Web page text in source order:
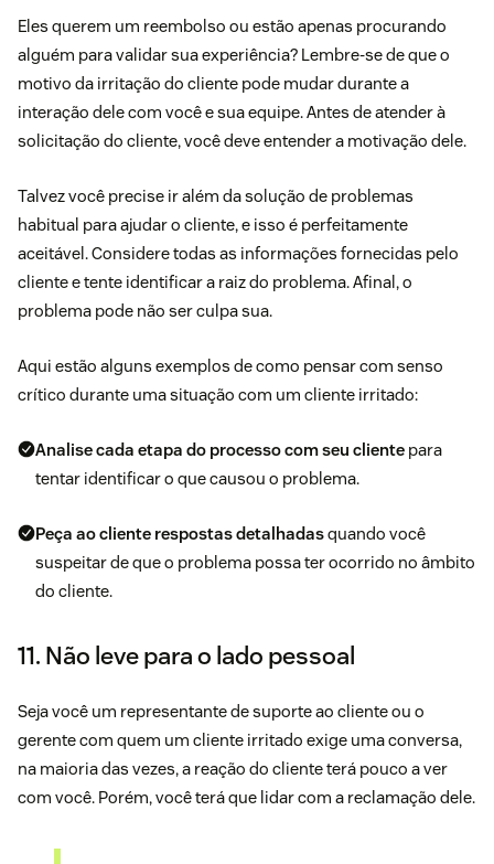
Eles querem um reembolso ou estão apenas procurando
alguém para validar sua experiência? Lembre-se de que o
motivo da irritação do cliente pode mudar durante a
interação dele com você e sua equipe. Antes de atender à
solicitação do cliente, você deve entender a motivação dele.
Talvez você precise ir além da solução de problemas
habitual para ajudar o cliente, e isso é perfeitamente
aceitável. Considere todas as informações fornecidas pelo
cliente e tente identificar a raiz do problema. Afinal, o
problema pode não ser culpa sua.
Aqui estão alguns exemplos de como pensar com senso
crítico durante uma situação com um cliente irritado:
Analise cada etapa do processo com seu cliente para
tentar identificar o que causou o problema.
Peça ao cliente respostas detalhadasquando você
suspeitar de que o problema possa ter ocorrido no âmbito
do cliente.
11. Não leve para o lado pessoal
Seja você um representante de suporte ao cliente ou o
gerente com quem um cliente irritado exige uma conversa,
na maioria das vezes, a reação do cliente terá pouco a ver
com você. Porém, você terá que lidar com a reclamação dele.